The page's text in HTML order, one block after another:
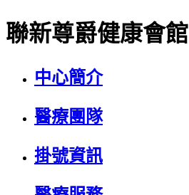
聯新尊爵健康會館
中心簡介
醫療團隊
掛號資訊